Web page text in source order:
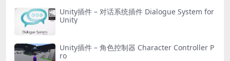
Unity插件 – 对话系统插件 Dialogue System for
Unity
Unity插件 – 角色控制器 Character Controller P
ro